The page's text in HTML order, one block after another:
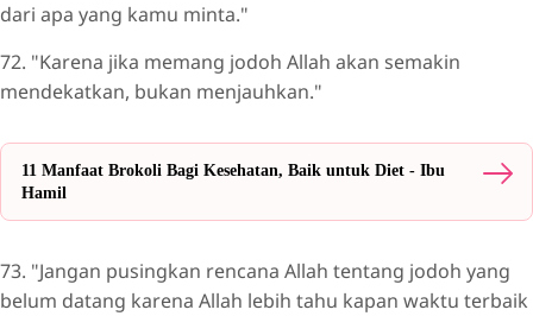
dari apa yang kamu minta."
72. "Karena jika memang jodoh Allah akan semakin
mendekatkan, bukan menjauhkan."
11 Manfaat Brokoli Bagi Kesehatan, Baik untuk Diet - Ibu
Hamil
73. "Jangan pusingkan rencana Allah tentang jodoh yang
belum datang karena Allah lebih tahu kapan waktu terbaik